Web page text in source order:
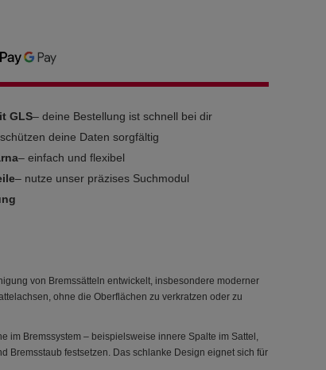
GLS– deine Bestellung ist schnell bei dir
deine Daten sorgfältig
– einfach und flexibel
– nutze unser präzises Suchmodul
von Bremssätteln entwickelt, insbesondere moderner
ohne die Oberflächen zu verkratzen oder zu
im Bremssystem – beispielsweise innere Spalte im Sattel,
Bremsstaub festsetzen. Das schlanke Design eignet sich für